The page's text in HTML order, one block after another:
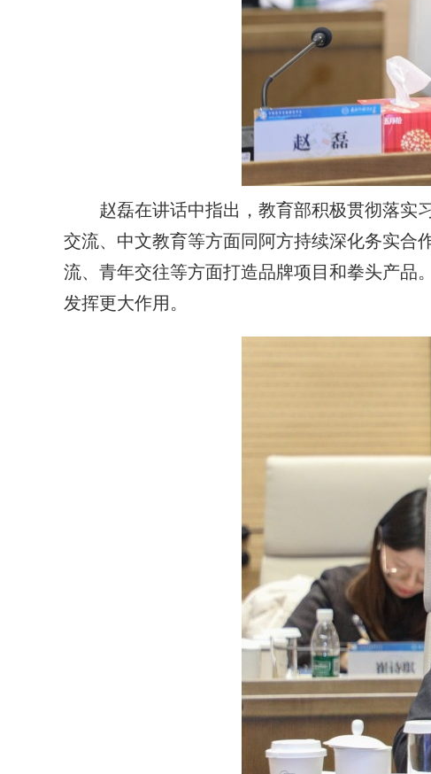
赵磊在讲话中指出，教育部积极贯彻落实
交流、中文教育等方面同阿方持续深化务实合
流、青年交往等方面打造品牌项目和拳头产品
发挥更大作用。